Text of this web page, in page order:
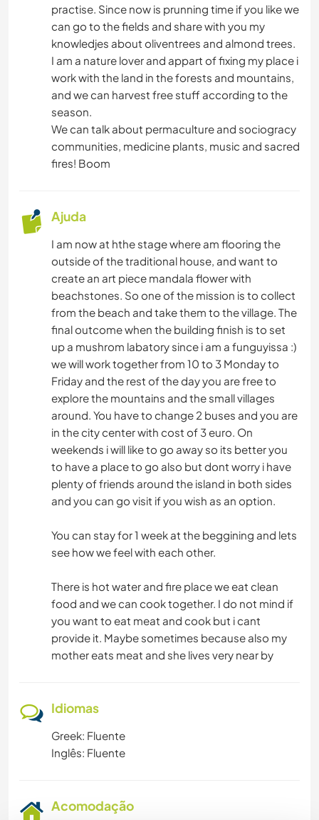
practise. Since now is prunning time if you like we
can go to the fields and share with you my
knowledjes about oliventrees and almond trees.
I am a nature lover and appart of fixing my place i
work with the land in the forests and mountains,
and we can harvest free stuff according to the
season.
We can talk about permaculture and sociogracy
communities, medicine plants, music and sacred
fires! Boom
Ajuda
I am now at hthe stage where am flooring the
outside of the traditional house, and want to
create an art piece mandala flower with
beachstones. So one of the mission is to collect
from the beach and take them to the village. The
final outcome when the building finish is to set
up a mushrom labatory since i am a funguyissa :)
we will work together from 10 to 3 Monday to
Friday and the rest of the day you are free to
explore the mountains and the small villages
around. You have to change 2 buses and you are
in the city center with cost of 3 euro. On
weekends i will like to go away so its better you
to have a place to go also but dont worry i have
plenty of friends around the island in both sides
and you can go visit if you wish as an option.
You can stay for 1 week at the beggining and lets
see how we feel with each other.
There is hot water and fire place we eat clean
food and we can cook together. I do not mind if
you want to eat meat and cook but i cant
provide it. Maybe sometimes because also my
mother eats meat and she lives very near by
Idiomas
Greek: Fluente
Inglês: Fluente
Acomodação